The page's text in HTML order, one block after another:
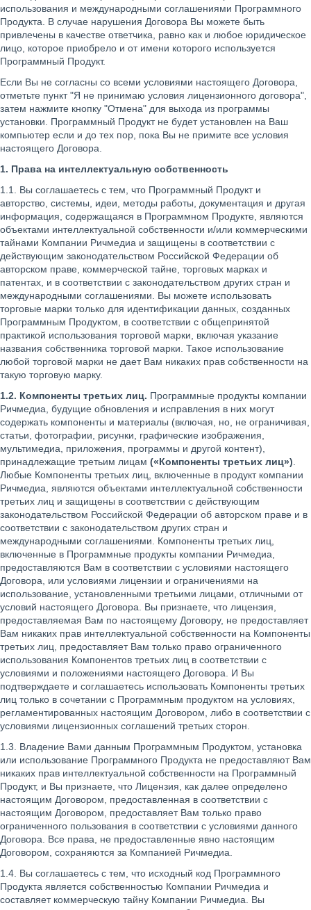
использования и международными соглашениями Программного
Продукта. В случае нарушения Договора Вы можете быть
привлечены в качестве ответчика, равно как и любое юридическое
лицо, которое приобрело и от имени которого используется
Программный Продукт.
Если Вы не согласны со всеми условиями настоящего Договора,
отметьте пункт "Я не принимаю условия лицензионного договора",
затем нажмите кнопку "Отмена" для выхода из программы
установки. Программный Продукт не будет установлен на Ваш
компьютер если и до тех пор, пока Вы не примите все условия
настоящего Договора.
1. Права на интеллектуальную собственность
1.1. Вы соглашаетесь с тем, что Программный Продукт и
авторство, системы, идеи, методы работы, документация и другая
информация, содержащаяся в Программном Продукте, являются
объектами интеллектуальной собственности и/или коммерческими
тайнами Компании Ричмедиа и защищены в соответствии с
действующим законодательством Российской Федерации об
авторском праве, коммерческой тайне, торговых марках и
патентах, и в соответствии с законодательством других стран и
международными соглашениями. Вы можете использовать
торговые марки только для идентификации данных, созданных
Программным Продуктом, в соответствии с общепринятой
практикой использования торговой марки, включая указание
названия собственника торговой марки. Такое использование
любой торговой марки не дает Вам никаких прав собственности на
такую торговую марку.
1.2. Компоненты третьих лиц. Программные продукты компании
Ричмедиа, будущие обновления и исправления в них могут
содержать компоненты и материалы (включая, но, не ограничивая,
статьи, фотографии, рисунки, графические изображения,
мультимедиа, приложения, программы и другой контент),
принадлежащие третьим лицам («Компоненты третьих лиц»)
Любые Компоненты третьих лиц, включенные в продукт компании
Ричмедиа, являются объектами интеллектуальной собственности
третьих лиц и защищены в соответствии с действующим
законодательством Российской Федерации об авторском праве и в
соответствии с законодательством других стран и
международными соглашениями. Компоненты третьих лиц,
включенные в Программные продукты компании Ричмедиа,
предоставляются Вам в соответствии с условиями настоящего
Договора, или условиями лицензии и ограничениями на
использование, установленными третьими лицами, отличными от
условий настоящего Договора. Вы признаете, что лицензия,
предоставляемая Вам по настоящему Договору, не предоставляет
Вам никаких прав интеллектуальной собственности на Компоненты
третьих лиц, предоставляет Вам только право ограниченного
использования Компонентов третьих лиц в соответствии с
условиями и положениями настоящего Договора. И Вы
подтверждаете и соглашаетесь использовать Компоненты третьих
лиц только в сочетании с Программным продуктом на условиях,
регламентированных настоящим Договором, либо в соответствии с
условиями лицензионных соглашений третьих сторон.
1.3. Владение Вами данным Программным Продуктом, установка
или использование Программного Продукта не предоставляют Вам
никаких прав интеллектуальной собственности на Программный
Продукт, и Вы признаете, что Лицензия, как далее определено
настоящим Договором, предоставленная в соответствии с
настоящим Договором, предоставляет Вам только право
ограниченного пользования в соответствии с условиями данного
Договора. Все права, не предоставленные явно настоящим
Договором, сохраняются за Компанией Ричмедиа.
1.4. Вы соглашаетесь с тем, что исходный код Программного
Продукта является собственностью Компании Ричмедиа и
составляет коммерческую тайну Компании Ричмедиа. Вы